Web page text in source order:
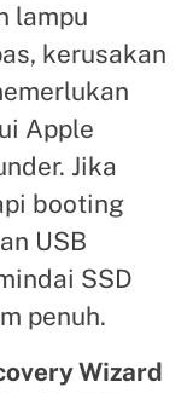
lampu
kerusakan
Apple
Jika
booting
USB
SSD
penuh.
Wizard